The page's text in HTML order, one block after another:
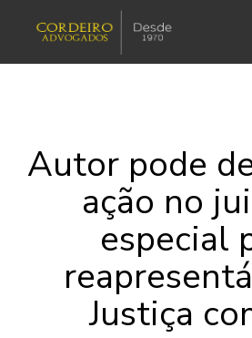
Autor pode
ação no
especial
Justiça